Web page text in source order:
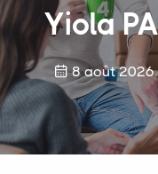
Yiola
8 août 2026